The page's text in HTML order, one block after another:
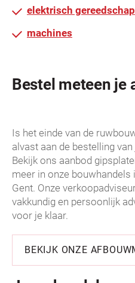
elektrisch gereedschap
machines
Bestel meteen je
Is het einde van de
alvast aan de bestelling
Bekijk ons aanbod
meer in onze bouwhandels
Gent. Onze
vakkundig en persoonlijk
voor je klaar.
BEKIJK ONZE